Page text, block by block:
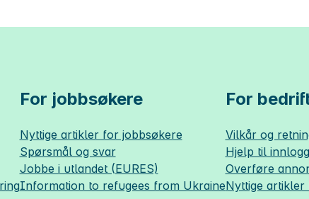
For jobbsøkere
Nyttige artikler for jobbsøkere
Spørsmål og svar
Jobbe i utlandet (EURES)
Information to refugees from Ukraine
For
Vilkår og
Hjelp til
Overføre
Nyttige